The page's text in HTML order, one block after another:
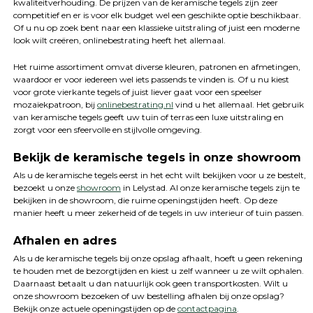
kwaliteitverhouding. De prijzen van de keramische tegels zijn zeer
competitief en er is voor elk budget wel een geschikte optie beschikbaar.
Of u nu op zoek bent naar een klassieke uitstraling of juist een moderne
look wilt creëren, onlinebestrating heeft het allemaal.
Het ruime assortiment omvat diverse kleuren, patronen en afmetingen,
waardoor er voor iedereen wel iets passends te vinden is. Of u nu kiest
voor grote vierkante tegels of juist liever gaat voor een speelser
mozaïekpatroon, bij onlinebestrating.nl vind u het allemaal. Het gebruik
van keramische tegels geeft uw tuin of terras een luxe uitstraling en
zorgt voor een sfeervolle en stijlvolle omgeving.
Bekijk de keramische tegels in onze showroom
Als u de keramische tegels eerst in het echt wilt bekijken voor u ze bestelt,
bezoekt u onze showroom in Lelystad. Al onze keramische tegels zijn te
bekijken in de showroom, die ruime openingstijden heeft. Op deze
manier heeft u meer zekerheid of de tegels in uw interieur of tuin passen.
Afhalen en adres
Als u de keramische tegels bij onze opslag afhaalt, hoeft u geen rekening
te houden met de bezorgtijden en kiest u zelf wanneer u ze wilt ophalen.
Daarnaast betaalt u dan natuurlijk ook geen transportkosten. Wilt u
onze showroom bezoeken of uw bestelling afhalen bij onze opslag?
Bekijk onze actuele openingstijden op de contactpagina.